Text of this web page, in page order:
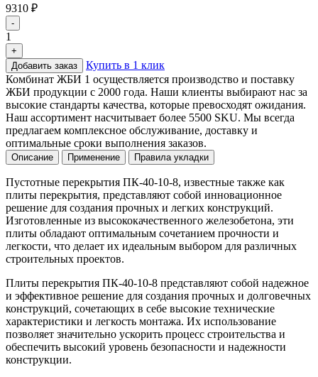
9310 ₽
-
1
+
Добавить заказ
Купить в 1 клик
Комбинат ЖБИ 1 осуществляется производство и поставку
ЖБИ продукции с 2000 года. Наши клиенты выбирают нас за
высокие стандарты качества, которые превосходят ожидания.
Наш ассортимент насчитывает более 5500 SKU. Мы всегда
предлагаем комплексное обслуживание, доставку и
оптимальные сроки выполнения заказов.
Описание Применение Правила укладки
Пустотные перекрытия ПК-40-10-8, известные также как
плиты перекрытия, представляют собой инновационное
решение для создания прочных и легких конструкций.
Изготовленные из высококачественного железобетона, эти
плиты обладают оптимальным сочетанием прочности и
легкости, что делает их идеальным выбором для различных
строительных проектов.
Плиты перекрытия ПК-40-10-8 представляют собой надежное
и эффективное решение для создания прочных и долговечных
конструкций, сочетающих в себе высокие технические
характеристики и легкость монтажа. Их использование
позволяет значительно ускорить процесс строительства и
обеспечить высокий уровень безопасности и надежности
конструкции.